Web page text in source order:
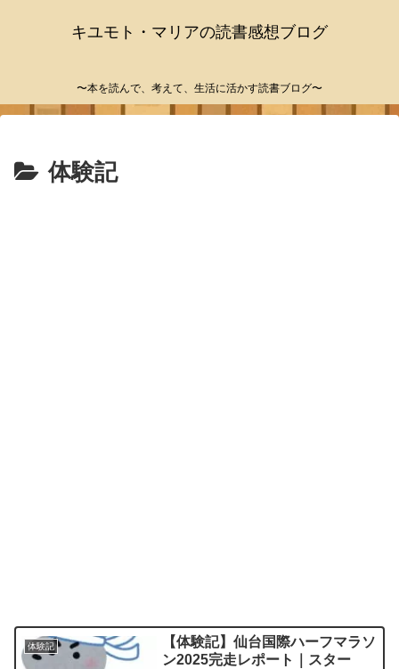
キユモト・マリアの読書感想ブログ
〜本を読んで、考えて、生活に活かす読書ブログ〜
体験記
体験記
【体験記】仙台国際ハーフマラソ
ン2025完走レポート｜スター